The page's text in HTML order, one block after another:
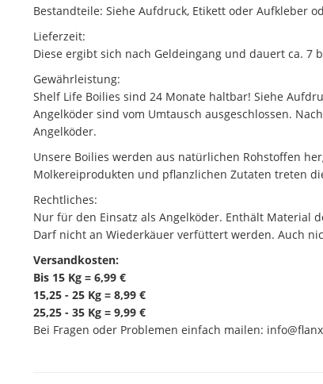
Bestandteile: Siehe Aufdruck, Etikett oder Aufkleber
Lieferzeit:
Diese ergibt sich nach Geldeingang und dauert ca. 7
Gewährleistung:
Shelf Life Boilies sind 24 Monate haltbar! Siehe
Angelköder sind vom Umtausch ausgeschlossen.
Angelköder.
Unsere Boilies werden aus natürlichen Rohstoffen
Molkereiprodukten und pflanzlichen Zutaten treten
Rechtliches:
Nur für den Einsatz als Angelköder. Enthält Material
Darf nicht an Wiederkäuer verfüttert werden. Auch
Versandkosten:
Bis 15 Kg = 6,99 €
15,25 - 25 Kg = 8,99 €
25,25 - 35 Kg = 9,99 €
Bei Fragen oder Problemen einfach mailen: